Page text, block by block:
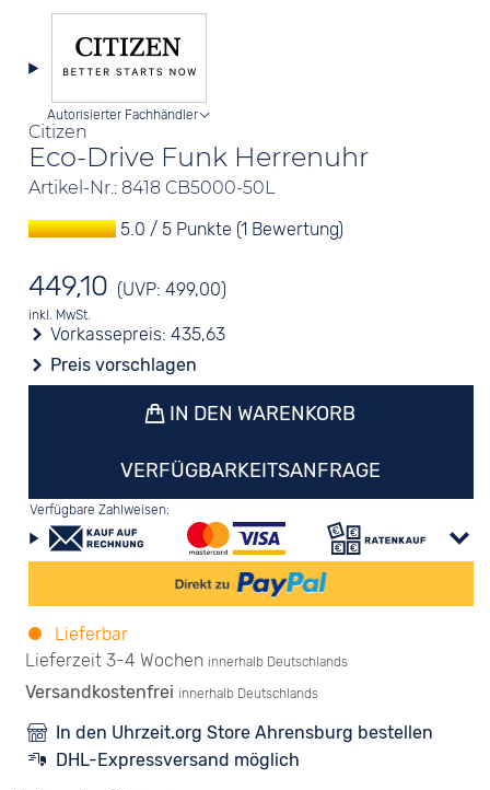
Citizen
Eco-Drive Funk Herrenuhr
Artikel-Nr.: 8418 CB5000-50L
Autorisierter Fachhändler
5.0 / 5 Punkte (1 Bewertung)
449,10 (UVP: 499,00)
inkl. MwSt.
Vorkassepreis:435,63
Preis vorschlagen
IN DEN WARENKORB
VERFÜGBARKEITSANFRAGE
Verfügbare Zahlweisen:
Lieferbar
Lieferzeit 3-4 Wochen innerhalb Deutschlands
Versandkostenfrei innerhalb Deutschlands
In den Uhrzeit.org Store Ahrensburg bestellen
DHL-Expressversand möglich